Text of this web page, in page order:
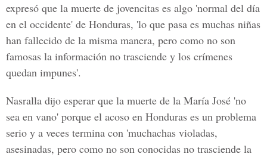
expresó que la muerte de jovencitas es algo 'normal del día
en el occidente' de Honduras, 'lo que pasa es muchas niñas
han fallecido de la misma manera, pero como no son
famosas la información no trasciende y los crímenes
quedan impunes'.
Nasralla dijo esperar que la muerte de la María José 'no
sea en vano' porque el acoso en Honduras es un problema
serio y a veces termina con 'muchachas violadas,
asesinadas, pero como no son conocidas no trasciende la